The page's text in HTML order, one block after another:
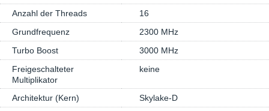
Anzahl der Threads
16
Grundfrequenz
2300 MHz
Turbo Boost
3000 MHz
Freigeschalteter
Multiplikator
keine
Architektur (Kern)
Skylake-D